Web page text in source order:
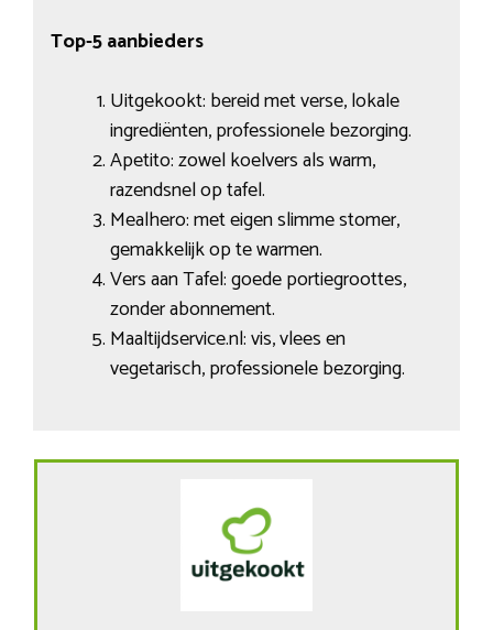
Top-5 aanbieders
Uitgekookt: bereid met verse, lokale
ingrediënten, professionele bezorging.
Apetito: zowel koelvers als warm,
razendsnel op tafel.
Mealhero: met eigen slimme stomer,
gemakkelijk op te warmen.
Vers aan Tafel: goede portiegroottes,
zonder abonnement.
Maaltijdservice.nl: vis, vlees en
vegetarisch, professionele bezorging.